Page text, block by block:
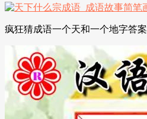
疯狂猜成语一个天和一个地字答案